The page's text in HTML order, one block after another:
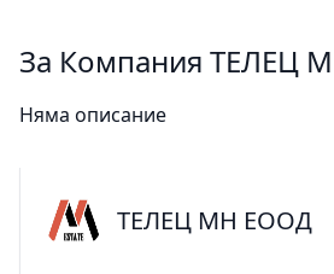
За Компания ТЕЛЕЦ
Няма описание
ТЕЛЕЦ МН ЕООД